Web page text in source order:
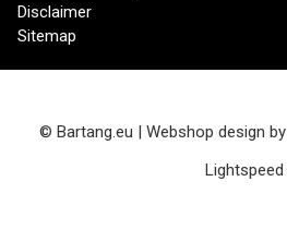
Disclaimer
Sitemap
© Bartang.eu | Webshop design by
Lightspeed